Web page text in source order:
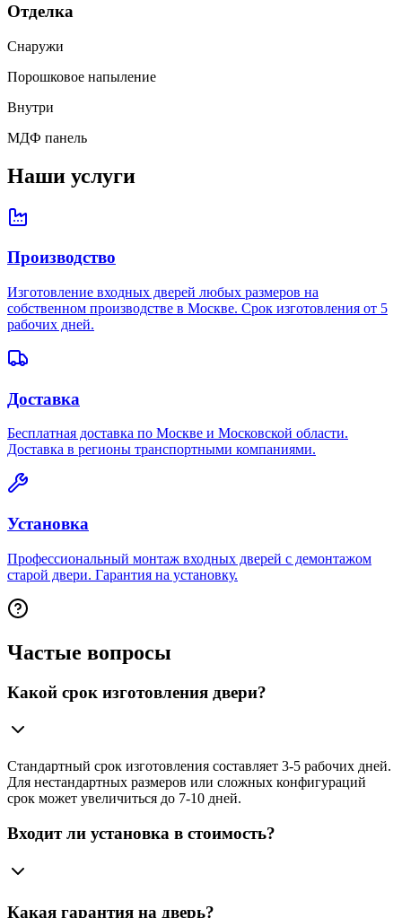
Отделка
Снаружи
Порошковое напыление
Внутри
МДФ панель
Наши услуги
Производство
Изготовление входных дверей любых размеров на
собственном производстве в Москве. Срок изготовления от 5
рабочих дней.
Доставка
Бесплатная доставка по Москве и Московской области.
Доставка в регионы транспортными компаниями.
Установка
Профессиональный монтаж входных дверей с демонтажом
старой двери. Гарантия на установку.
Частые вопросы
Какой срок изготовления двери?
Стандартный срок изготовления составляет 3-5 рабочих дней.
Для нестандартных размеров или сложных конфигураций
срок может увеличиться до 7-10 дней.
Входит ли установка в стоимость?
Какая гарантия на дверь?